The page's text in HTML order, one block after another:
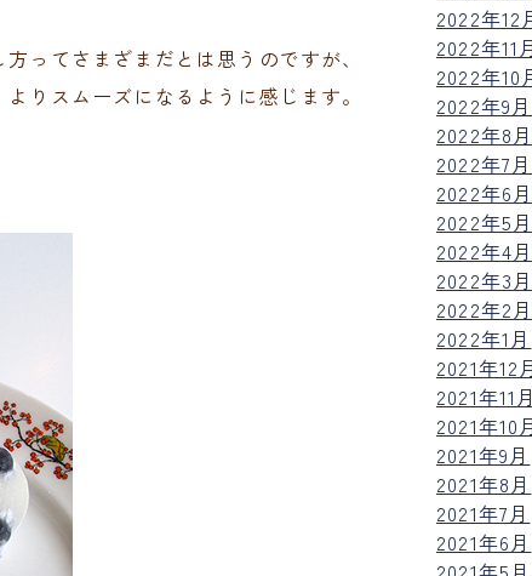
ってさまざまだとは思うのですが、
りスムーズになるように感じます。
2022年12
2022年11月
2022年10
2022年9月
2022年8月
2022年7月
2022年6月
2022年5月
2022年4月
2022年3月
2022年2月
2022年1月
2021年12月
2021年11月
2021年10月
2021年9月
2021年8月
2021年7月
2021年6月